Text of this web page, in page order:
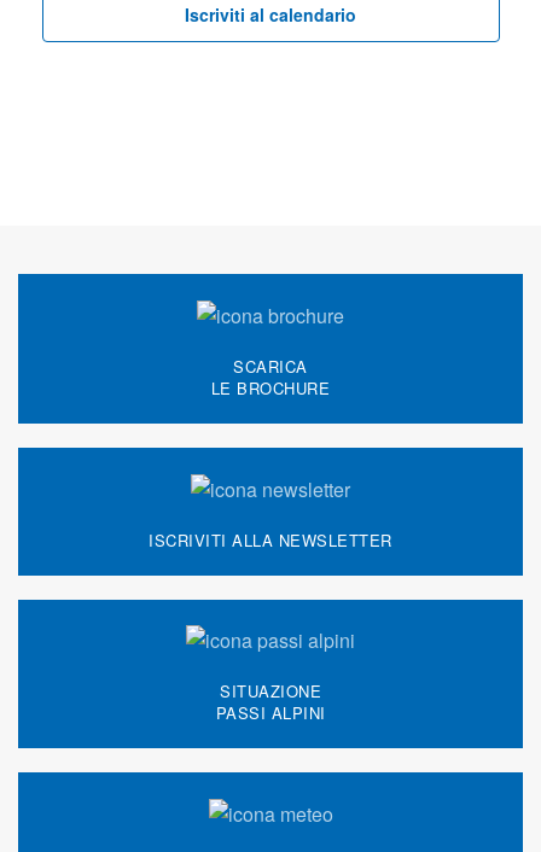
Iscriviti al calendario
SCARICA
LE BROCHURE
ISCRIVITI ALLA NEWSLETTER
SITUAZIONE
PASSI ALPINI